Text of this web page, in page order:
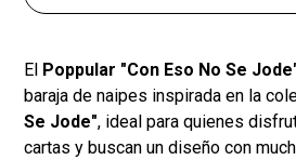
El Poppular "Con Eso No Se
baraja de naipes inspirada en la
Se Jode", ideal para quienes
cartas y buscan un diseño con